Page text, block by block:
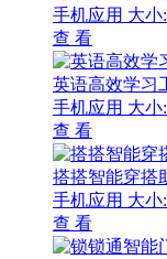
手机应用 大小
查 看
英语高效学习
手机应用 大小
查 看
搭搭智能穿搭
手机应用 大小
查 看